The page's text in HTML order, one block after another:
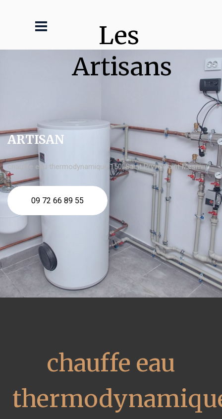
Les
Artisans
ARTISAN
chauffe eau thermodynamique 150l Saint Pryvé Saint Mesmin
09 72 66 89 55
chauffe eau